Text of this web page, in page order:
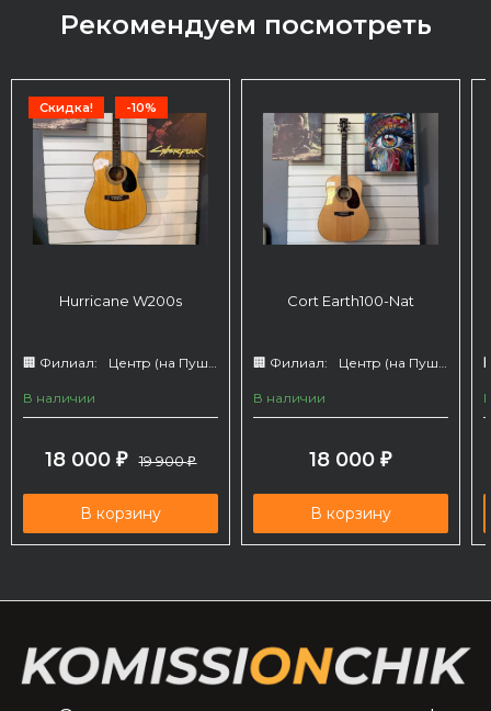
Рекомендуем посмотреть
Скидка! -10%
Hurricane W200s
🏢 Филиал: Центр (на Пушкина 66)
В наличии
18 000 ₽ 19 900₽
В корзину
Cort Earth100-Nat
🏢 Филиал: Центр (на Пушкина 66)
В наличии
18 000 ₽
В корзину